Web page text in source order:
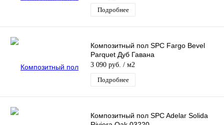
Подробнее
Композитный пол SPC Fargo Bevel
Parquet Дуб Гавана
3 090 руб. / м2
Подробнее
Композитный пол SPC Adelar Solida